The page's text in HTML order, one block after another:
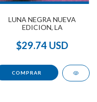
LUNA NEGRA NUEVA
EDICION, LA
$29.74 USD